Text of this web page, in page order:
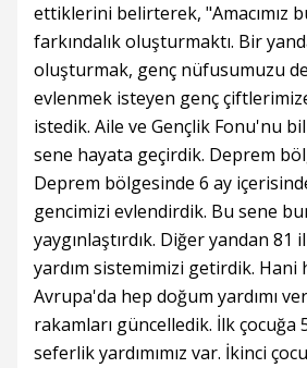
ettiklerini belirterek, "Amacımız
farkındalık oluşturmaktı. Bir
oluşturmak, genç nüfusumuzu
evlenmek isteyen genç
istedik. Aile ve Gençlik Fonu'nu
sene hayata geçirdik. Deprem
Deprem bölgesinde 6 ay
gencimizi evlendirdik. Bu sene
yaygınlaştırdık. Diğer yandan 81
yardım sistemimizi getirdik. Hani
Avrupa'da hep doğum yardımı
rakamları güncelledik. İlk çocuğa
seferlik yardımımız var. İkinci